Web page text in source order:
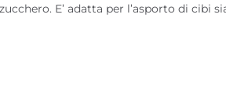
E’ adatta per l’asporto di cibi